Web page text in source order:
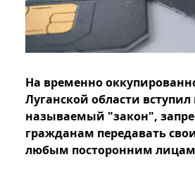
На временно
Луганской области вступил
называемый "закон",
гражданам передавать
любым посторонним